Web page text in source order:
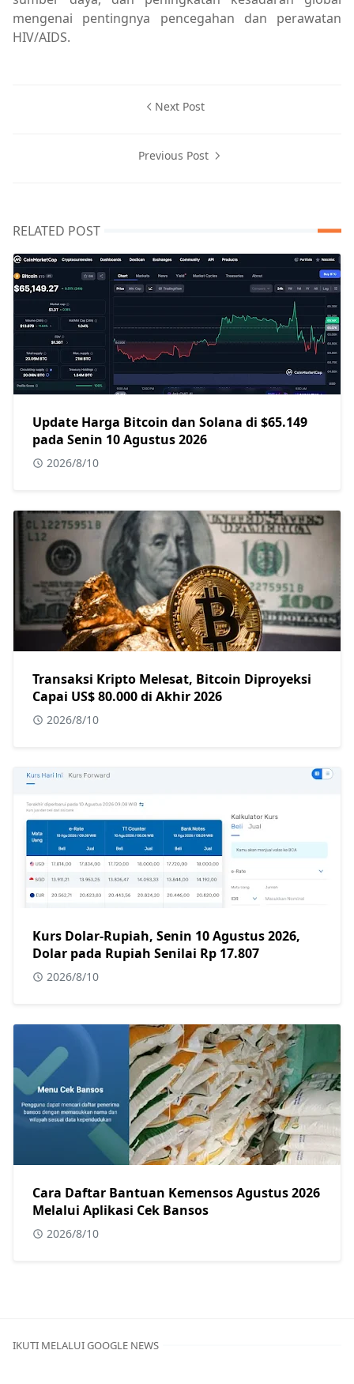
mengenai pentingnya pencegahan dan perawatan
HIV/AIDS.
Next Post
Previous Post
RELATED POST
Update Harga Bitcoin dan Solana di $65.149
pada Senin 10 Agustus 2026
2026/8/10
Transaksi Kripto Melesat, Bitcoin Diproyeksi
Capai US$ 80.000 di Akhir 2026
2026/8/10
Kurs Dolar-Rupiah, Senin 10 Agustus 2026,
Dolar pada Rupiah Senilai Rp 17.807
2026/8/10
Cara Daftar Bantuan Kemensos Agustus 2026
Melalui Aplikasi Cek Bansos
2026/8/10
IKUTI MELALUI GOOGLE NEWS